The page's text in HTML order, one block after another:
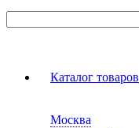
Каталог товаров
Москва